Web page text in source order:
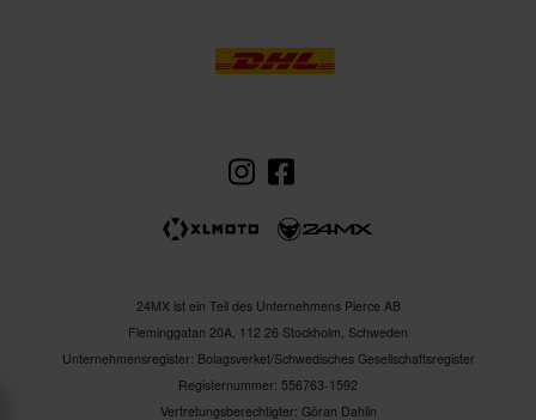
24MX ist ein Teil des Unternehmens Pierce AB
Fleminggatan 20A, 112 26 Stockholm, Schweden
Unternehmensregister: Bolagsverket/Schwedisches Gesellschaftsregister
Registernummer: 556763-1592
Vertretungsberechtigter: Göran Dahlin